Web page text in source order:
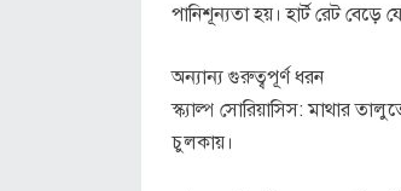
পানিশূন্যতা হয়। হার্ট রেট বেড়ে
অন্যান্য গুরুত্বপূর্ণ ধরন
স্ক্যাল্প সোরিয়াসিস: মাথার
চুলকায়।